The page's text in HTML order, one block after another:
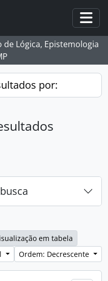
Lógica, Epistemologia
por:
em tabela
Ordem: Decrescente